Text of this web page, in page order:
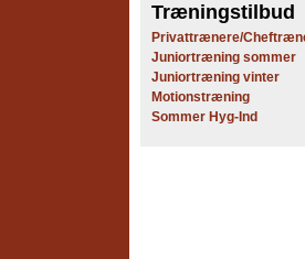
Træningstilbud
Privattrænere/
Juniortræning sommer
Juniortræning vinter
Motionstræning
Sommer Hyg-Ind